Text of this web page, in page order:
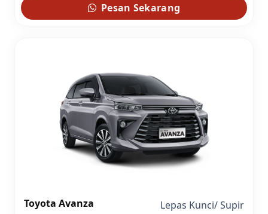
Pesan Sekarang
Toyota Avanza Lepas Kunci/Supir